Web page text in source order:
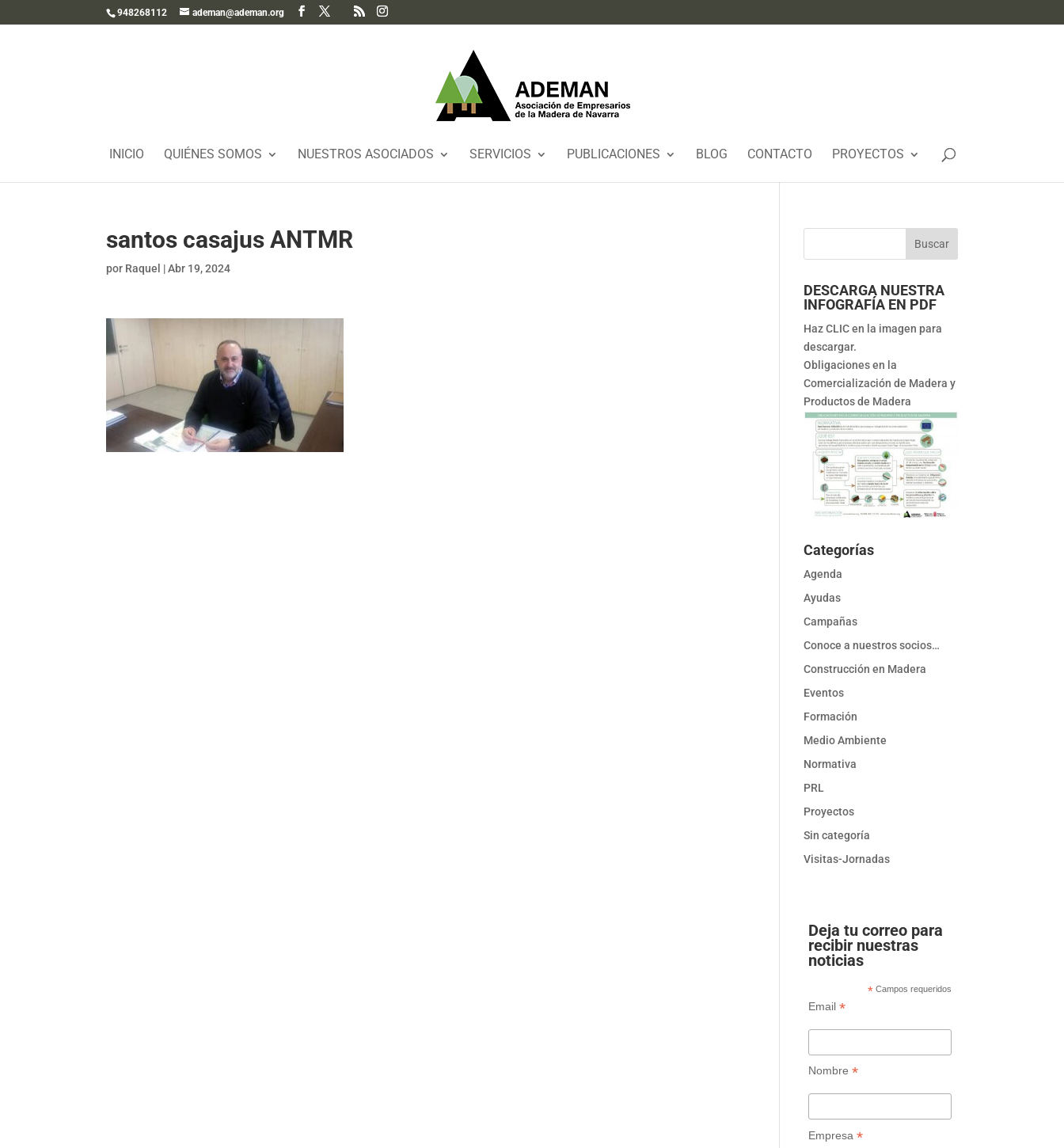
948268112 ademan@ademan.org
INICIO QUIÉNES SOMOS NUESTROS ASOCIADOS SERVICIOS PUBLICACIONES BLOG CONTACTO PROYECTOS
santos casajus ANTMR
por Raquel |Abr 19, 2024
DESCARGA NUESTRA
INFOGRAFÍA EN PDF
Haz CLIC en la imagen para
descargar.
Obligaciones en la
Comercialización de Madera y
Productos de Madera
Categorías
Agenda
Ayudas
Campañas
Conoce a nuestros socios…
Construcción en Madera
Eventos
Formación
Medio Ambiente
Normativa
PRL
Proyectos
Sin categoría
Visitas-Jornadas
Deja tu correo para
recibir nuestras
noticias
* Campos requeridos
Email *
Nombre *
Empresa *